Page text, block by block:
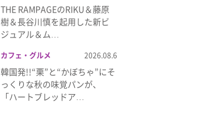
THE RAMPAGEのRIKU＆藤原
樹＆長谷川慎を起用した新ビ
ジュアル＆ム…
カフェ・グルメ 2026.08.6
韓国発!!“栗”と“かぼちゃ”にそ
っくりな秋の味覚パンが、
「ハートブレッドア…